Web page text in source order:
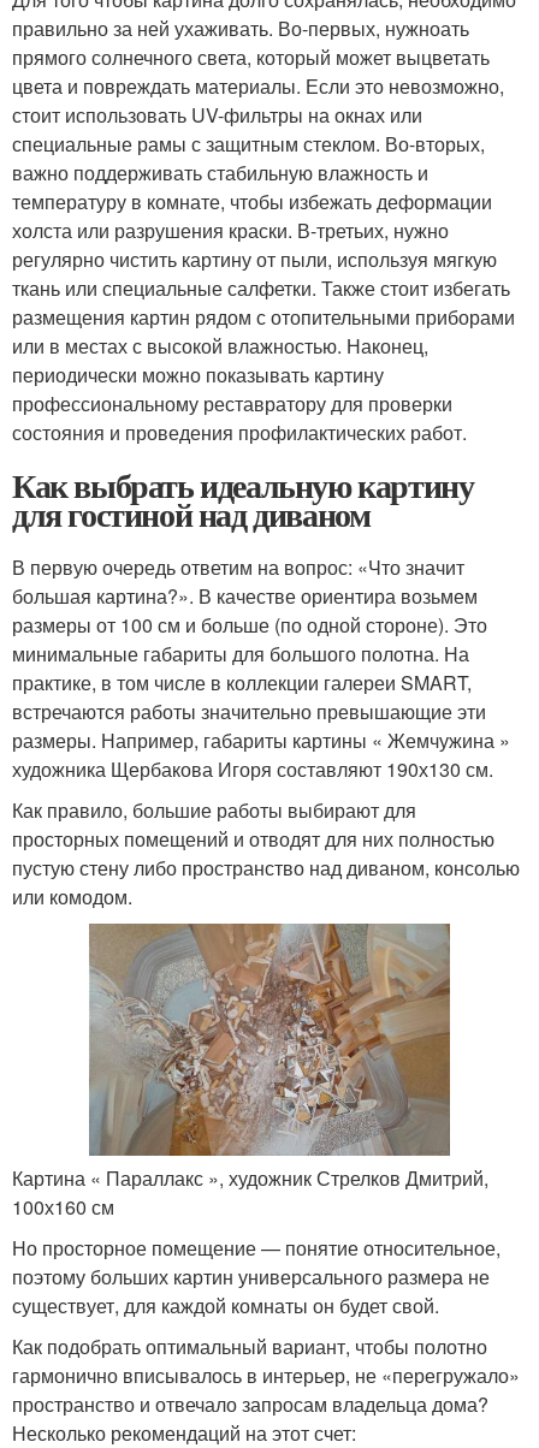
правильно за ней ухаживать. Во-первых, нужноать
прямого солнечного света, который может выцветать
цвета и повреждать материалы. Если это невозможно,
стоит использовать UV-фильтры на окнах или
специальные рамы с защитным стеклом. Во-вторых,
важно поддерживать стабильную влажность и
температуру в комнате, чтобы избежать деформации
холста или разрушения краски. В-третьих, нужно
регулярно чистить картину от пыли, используя мягкую
ткань или специальные салфетки. Также стоит избегать
размещения картин рядом с отопительными приборами
или в местах с высокой влажностью. Наконец,
периодически можно показывать картину
профессиональному реставратору для проверки
состояния и проведения профилактических работ.
Как выбрать идеальную картину
для гостиной над диваном
В первую очередь ответим на вопрос: «Что значит
большая картина?». В качестве ориентира возьмем
размеры от 100 см и больше (по одной стороне). Это
минимальные габариты для большого полотна. На
практике, в том числе в коллекции галереи SMART,
встречаются работы значительно превышающие эти
размеры. Например, габариты картины « Жемчужина »
художника Щербакова Игоря составляют 190х130 см.
Как правило, большие работы выбирают для
просторных помещений и отводят для них полностью
пустую стену либо пространство над диваном, консолью
или комодом.
Картина « Параллакс », художник Стрелков Дмитрий,
100х160 см
Но просторное помещение — понятие относительное,
поэтому больших картин универсального размера не
существует, для каждой комнаты он будет свой.
Как подобрать оптимальный вариант, чтобы полотно
гармонично вписывалось в интерьер, не «перегружало»
пространство и отвечало запросам владельца дома?
Несколько рекомендаций на этот счет: